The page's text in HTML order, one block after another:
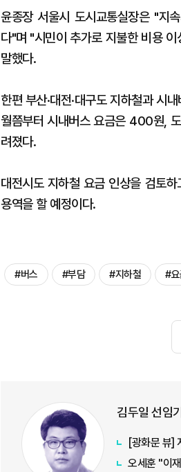
윤종장 서울시 도시교통실장은 "지
다"며 "시민이 추가로 지불한 비용
말했다.
한편 부산·대전·대구도 지하철과 시
월쯤부터 시내버스 요금은 400원,
려졌다.
대전시도 지하철 요금 인상을 검토
용역을 할 예정이다.
#버스 #부담 #지하철 #
김두일 선임
[광화문 뷰]
오세훈 "이